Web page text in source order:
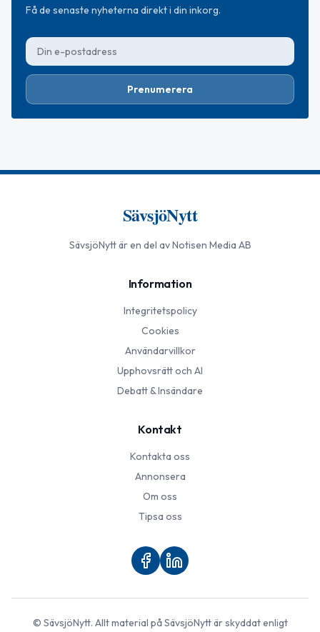
Få de senaste nyheterna direkt i din inkorg.
Prenumerera
SävsjöNytt
SävsjöNyttär en del av Notisen Media AB
Information
Integritetspolicy
Cookies
Användarvillkor
Upphovsrätt och AI
Debatt & Insändare
Kontakt
Kontakta oss
Annonsera
Om oss
Tipsa oss
© SävsjöNytt. Allt material påSävsjöNyttär skyddat enligt